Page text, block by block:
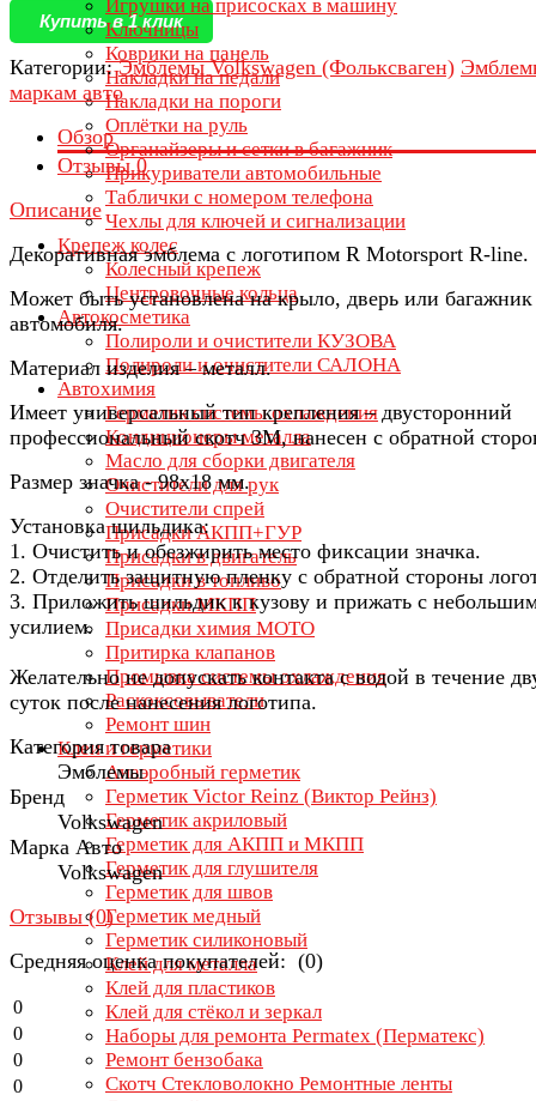
Игрушки на присосках в машину
Ключницы
Коврики на панель
Накладки на педали
Накладки на пороги
Оплётки на руль
Органайзеры и сетки в багажник
Прикуриватели автомобильные
Таблички с номером телефона
Чехлы для ключей и сигнализации
Крепеж колес
Колесный крепеж
Центровочные кольца
Автокосметика
Полироли и очистители КУЗОВА
Полироли и очистители САЛОНА
Автохимия
Герметик системы охлаждения
Кондиционеры металла
Масло для сборки двигателя
Очистители для рук
Очистители спрей
Присадки АКПП+ГУР
Присадки в двигатель
Присадки в топливо
Присадки МКПП
Присадки химия МОТО
Притирка клапанов
Промывка системы охлаждения
Раскоксовыватели
Ремонт шин
Клеи и герметики
Анаэробный герметик
Герметик Victor Reinz (Виктор Рейнз)
Герметик акриловый
Герметик для АКПП и МКПП
Герметик для глушителя
Герметик для швов
Герметик медный
Герметик силиконовый
Клей для металла
Клей для пластиков
Клей для стёкол и зеркал
Наборы для ремонта Permatex (Перматекс)
Ремонт бензобака
Скотч Стекловолокно Ремонтные ленты
Купить в 1 клик
Категории:Эмблемы Volkswagen (Фольксваген)
маркам авто
Обзор
Отзывы0
Описание
Декоративная эмблема с логотипом R Motorsport R-line.
Может быть установлена на крыло, дверь или багажник
автомобиля.
Материал изделия – металл.
Имеет универсальный тип крепления – двусторонний
профессиональный скотч 3М, нанесен с обратной
Размер значка - 98х18 мм.
Установка шильдика:
1. Очистить и обезжирить место фиксации значка.
2. Отделить защитную пленку с обратной стороны
3. Приложить шильдик к кузову и прижать с
усилием.
Желательно не допускать контакта с водой в течение
суток после нанесения логотипа.
Категория товара
Эмблемы
Бренд
Volkswagen
Марка Авто
Volkswagen
Отзывы (0)
Средняя оценка покупателей: (0)
0
0
0
0